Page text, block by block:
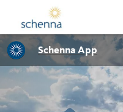
Schenna App